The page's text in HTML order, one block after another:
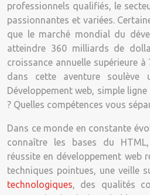
professionnels qualifiés, le
passionnantes et variées.
que le marché mondial du
atteindre 360 milliards de
croissance annuelle supérieure à
dans cette aventure soulève
Développement web, simple
? Quelles compétences vous
Dans ce monde en constante
connaître les bases du
réussite en développement web
techniques pointues, une veille
technologiques, des qualités